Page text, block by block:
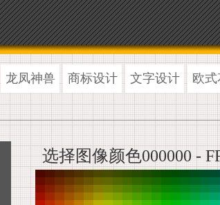
龙凤神兽 商标设计 文字设计 欧
选择图像颜色000000 -